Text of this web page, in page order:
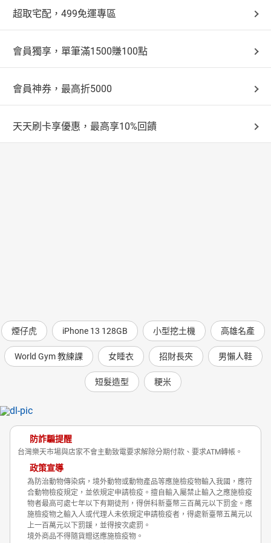
超取宅配，499免運專區
會員獨享，單筆滿1500賺100點
會員神券，最高折5000
天天刷卡享優惠，最高享10%回饋
煙仔虎 iPhone 13 128GB 小型挖土機 高雄名產
World Gym 教練課 女睡衣 招財長夾 男懶人鞋
短髮造型 粳米
防詐騙提醒
台灣樂天市場與店家不會主動致電要求解除分期付款、要求ATM轉帳。
政策宣導
為防治動物傳染病，境外動物或動物產品等應施檢疫物輸入我國，應符
合動物檢疫規定，並依規定申請檢疫。擅自輸入屬禁止輸入之應施檢疫
物者最高可處七年以下有期徒刑，得併科新臺幣三百萬元以下罰金。應
施檢疫物之輸入人或代理人未依規定申請檢疫者，得處新臺幣五萬元以
上一百萬元以下罰鍰，並得按次處罰。
境外商品不得隨貨贈送應施檢疫物。